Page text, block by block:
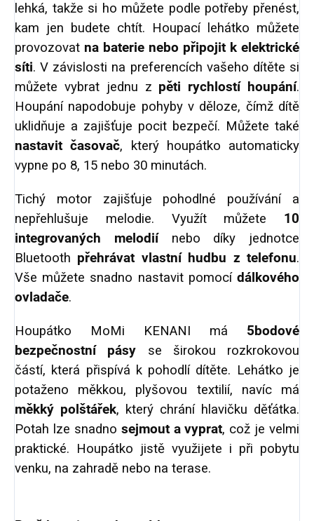
lehká, takže si ho můžete podle potřeby přenést,
kam jen budete chtít. Houpací lehátko můžete
provozovat na baterie nebo připojit k elektrické
síti. V závislosti na preferencích vašeho dítěte si
můžete vybrat jednu z pěti rychlostí houpání.
Houpání napodobuje pohyby v děloze, čímž dítě
uklidňuje a zajišťuje pocit bezpečí. Můžete také
nastavit časovač, který houpátko automaticky
vypne po 8, 15 nebo 30 minutách.
Tichý motor zajišťuje pohodlné používání a
nepřehlušuje melodie. Využít můžete 10
integrovaných melodiínebo díky jednotce
Bluetooth přehrávat vlastní hudbu z telefonu.
Vše můžete snadno nastavit pomocí dálkového
ovladače.
Houpátko MoMi KENANI má 5bodové
bezpečnostní pásy se širokou rozkrokovou
částí, která přispívá k pohodlí dítěte. Lehátko je
potaženo měkkou, plyšovou textilií, navíc má
měkký polštářek, který chrání hlavičku děťátka.
Potah lze snadno sejmout a vyprat, což je velmi
praktické. Houpátko jistě využijete i při pobytu
venku, na zahradě nebo na terase.